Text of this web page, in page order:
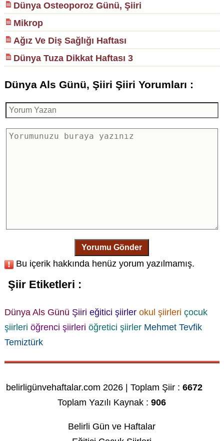
Dünya Osteoporoz Günü, Şiiri
Mikrop
Ağız Ve Diş Sağlığı Haftası
Dünya Tuza Dikkat Haftası 3
Dünya Als Günü, Şiiri Şiiri Yorumları :
Yorumu Gönder
Bu içerik hakkında henüz yorum yazılmamış.
Şiir Etiketleri :
Dünya Als Günü Şiiri eğitici şiirler okul şiirleri çocuk
şiirleri öğrenci şiirleri öğretici şiirler Mehmet Tevfik
Temiztürk
belirligünvehaftalar.com 2026 | Toplam Şiir :6672
Toplam Yazılı Kaynak :906
Belirli Gün ve Haftalar